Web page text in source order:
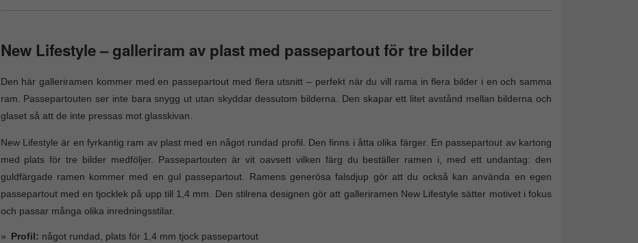
New Lifestyle – galleriram av plast med passepartout för tre bilder
Den här galleriramen kommer med en passepartout med flera utsnitt – perfekt när du vill rama in flera bilder i en och samma
ram. Passepartouten ser inte bara snygg ut utan skyddar dessutom bilderna. Den skapar ett litet avstånd mellan bilderna och
glaset så att de inte pressas mot glasskivan.
New Lifestyle är en fyrkantig ram av plast med en något rundad profil. Den finns i åtta olika färger. En passepartout av kartong
med plats för tre bilder medföljer. Passepartouten är vit oavsett vilken färg du beställer ramen i, med ett undantag: den
guldfärgade ramen kommer med en gul passepartout. Ramens generösa falsdjup gör att du också kan använda en egen
passepartout med en tjocklek på upp till 1,4 mm. Den stilrena designen gör att galleriramen New Lifestyle sätter motivet i fokus
och passar många olika inredningsstilar.
Profil: något rundad, plats för 1,4 mm tjock passepartout